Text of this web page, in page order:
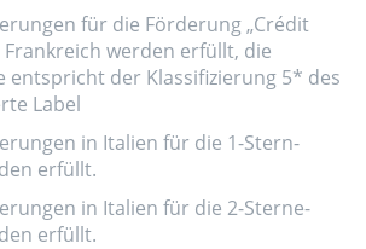
für die Förderung „Crédit
Frankreich werden erfüllt, die
entspricht der Klassifizierung 5* des
Label
in Italien für die 1-Stern-
erfüllt.
in Italien für die 2-Sterne-
erfüllt.